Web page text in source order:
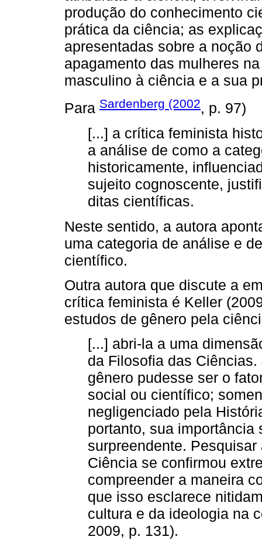
produção do conhecimento
prática da ciência; as
apresentadas sobre a noção
apagamento das mulheres
masculino à ciência e a sua
Para Sardenberg (2002, p. 97)
[...] a crítica feminista
a análise de como a
historicamente,
sujeito cognoscente,
ditas científicas.
Neste sentido, a autora
uma categoria de análise e
científico.
Outra autora que discute a
crítica feminista é Keller
estudos de gênero pela
[...] abri-la a uma
da Filosofia das
gênero pudesse ser o
social ou científico;
negligenciado pela
portanto, sua importância
surpreendente.
Ciência se confirmou
compreender a maneira
que isso esclarece
cultura e da ideologia na
2009, p. 131).